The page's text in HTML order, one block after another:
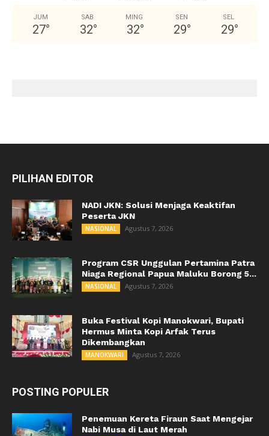
JUM
27°
SAB
32°
MING
32°
SEN
29°
SEL
29°
PILIHAN EDITOR
NADI JKN: Solusi Menjaga Keaktifan
Peserta JKN
NASIONAL Agustus 7, 2026
Program CSR Unggulan Pertamina Patra
Niaga Regional Papua Maluku Borong 5...
NASIONAL Agustus 7, 2026
Buka Festival Kopi Manokwari, Bupati
Hermus Minta Kopi Arfak Terus
Dikembangkan
MANOKWARI Agustus 7, 2026
POSTING POPULER
Penemuan Kereta Firaun Saat Mengejar
Nabi Musa di Laut Merah